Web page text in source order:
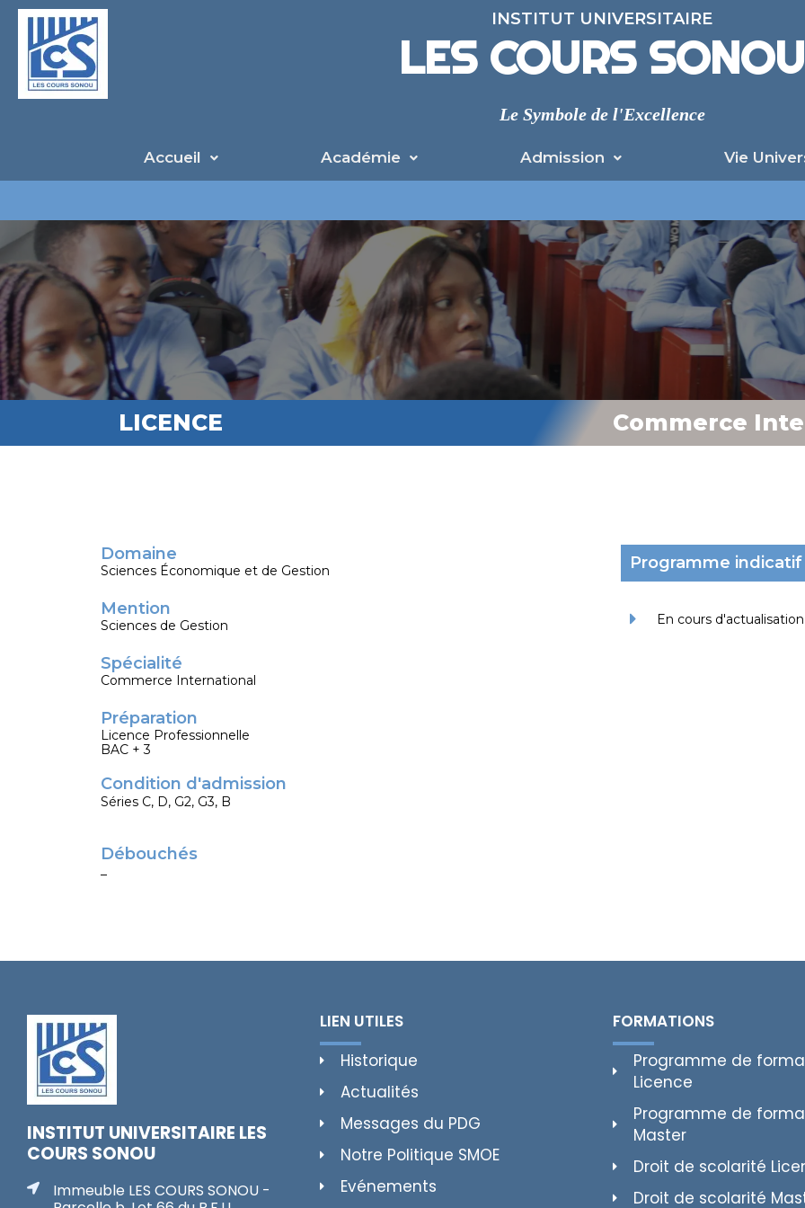
Aller
contenu
INSTITUT UNIVERSITAIRE
LES COURS SONOU
Le Symbole de l'Excellence
Accueil Académie Admission Vie
LICENCE Commerce
Domaine
Sciences Économique et de Gestion
Mention
Sciences de Gestion
Spécialité
Commerce International
Préparation
Licence Professionnelle
BAC + 3
Condition d'admission
Séries C, D, G2, G3, B
Débouchés
–
Programme indicatif
En cours d'actualisation
INSTITUT UNIVERSITAIRE LES
COURS SONOU
Immeuble LES COURS SONOU -
LIEN UTILES
Historique
Actualités
Messages du PDG
Notre Politique SMOE
Evénements
FORMATIONS
Programme de
Licence
Programme de
Master
Droit de scolarité
Droit de scolarité